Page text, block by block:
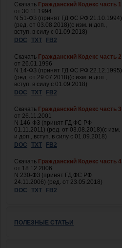
Скачать Гражданский Кодекс часть 1
от 30.11.1994
N 51-ФЗ (принят ГД ФС РФ 21.10.1994)
(ред. от 03.08.2018)(с изм. и доп.,
вступ. в силу с 01.09.2018)
DOC
TXT FB2
Скачать Гражданский Кодекс часть 2
от 26.01.1996
N 14-ФЗ (принят ГД ФС РФ 22.12.1995)
(ред. от 29.07.2018)(с изм. и доп.,
вступ. в силу с 01.09.2018)
DOC
TXT FB2
Скачать Гражданский Кодекс часть 3
от 26.11.2001
N 146-ФЗ (принят ГД ФС РФ
01.11.2011) (ред. от 03.08.2018)(с изм.
и доп., вступ. в силу с 01.09.2018)
DOC
TXT FB2
Скачать Гражданский Кодекс часть 4
от 18.12.2006
N 230-ФЗ (принят ГД ФС РФ
24.11.2006) (ред. от 23.05.2018)
DOC
TXT FB2
ПОЛЕЗНЫЕ СТАТЬИ